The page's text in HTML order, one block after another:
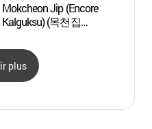
Mokcheon Jip (Encore
Kalguksu) (목천집
plus